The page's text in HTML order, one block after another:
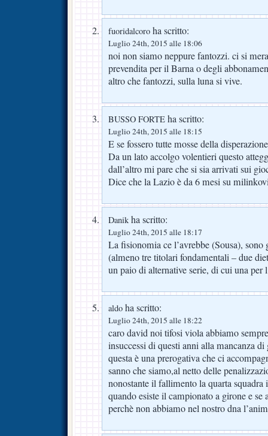
fuoridalcoro ha scritto:
Luglio 24th, 2015 alle 18:06
noi non siamo neppure fantozzi. ci si
prevendita per il Barna o degli
altro che fantozzi, sulla luna si vive.
BUSSO FORTE ha scritto:
Luglio 24th, 2015 alle 18:15
E se fossero tutte mosse della
Da un lato accolgo volentieri questo
dall’altro mi pare che si sia arrivati sui
Dice che la Lazio è da 6 mesi su
Danik ha scritto:
Luglio 24th, 2015 alle 18:17
La fisionomia ce l’avrebbe (Sousa),
(almeno tre titolari fondamentali – due
un paio di alternative serie, di cui una per
aldo ha scritto:
Luglio 24th, 2015 alle 18:22
caro david noi tifosi viola abbiamo
insuccessi di questi anni alla mancanza
questa è una prerogativa che ci
sanno che siamo,al netto delle
nonostante il fallimento la quarta
quando esiste il campionato a girone e
perchè non abbiamo nel nostro dna